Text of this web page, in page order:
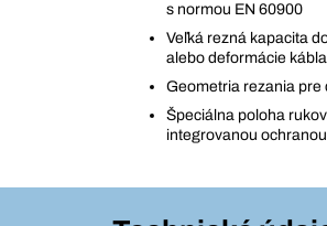
s normou EN 60900
Veľká rezná kapacita
alebo deformácie kábla
Geometria rezania pre
Špeciálna poloha
integrovanou